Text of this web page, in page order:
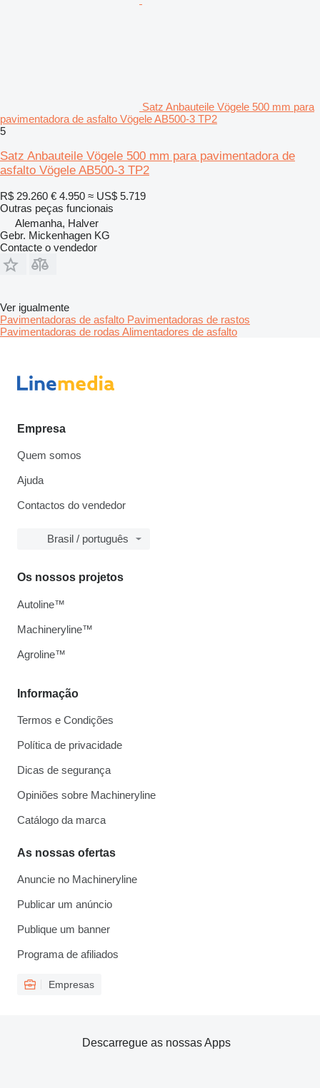
Satz Anbauteile Vögele 500 mm para
pavimentadora de asfalto Vögele AB500-3 TP2
5
Satz Anbauteile Vögele 500 mm para pavimentadora de
asfalto Vögele AB500-3 TP2
R$ 29.260 € 4.950 ≈ US$ 5.719
Outras peças funcionais
Alemanha, Halver
Gebr. Mickenhagen KG
Contacte o vendedor
Ver igualmente
Pavimentadoras de asfalto Pavimentadoras de rastos
Pavimentadoras de rodas Alimentadores de asfalto
Empresa
Quem somos
Ajuda
Contactos do vendedor
Brasil / português
Informação
Termos e Condições
Política de privacidade
Dicas de segurança
Opiniões sobre Machineryline
Catálogo da marca
As nossas ofertas
Anuncie no Machineryline
Publicar um anúncio
Publique um banner
Programa de afiliados
Empresas
Os nossos projetos
Autoline™
Machineryline™
Agroline™
Descarregue as nossas Apps